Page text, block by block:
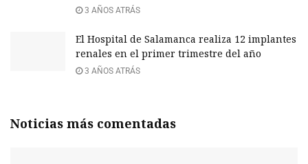
3 AÑOS ATRÁS
El Hospital de Salamanca realiza 12 implantes
renales en el primer trimestre del año
3 AÑOS ATRÁS
Noticias más comentadas